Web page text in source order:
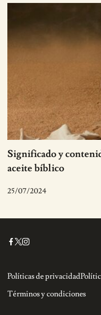
Significado y
aceite bíblico
25/07/2024
Políticas de privacidad
Términos y condiciones